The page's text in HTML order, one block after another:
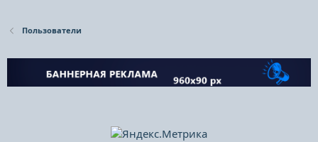
Пользователи